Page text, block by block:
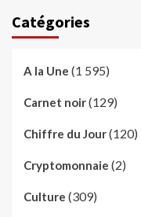
Catégories
A la Une (1 595)
Carnet noir(129)
Chiffre du Jour(120)
Cryptomonnaie (2)
Culture (309)